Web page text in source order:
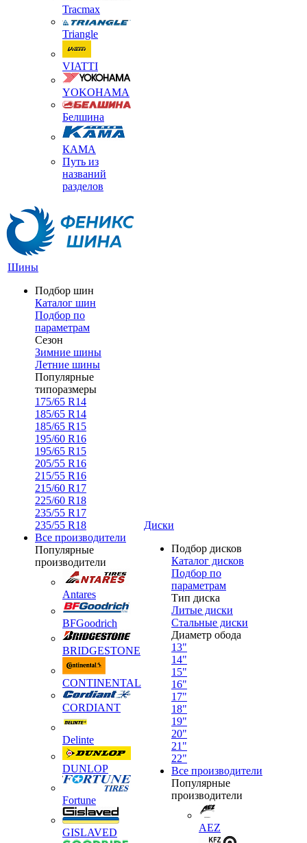
Tracmax
Triangle
VIATTI
YOKOHAMA
Белшина
КАМА
Путь из
названий
разделов
Шины
Подбор шин
Каталог шин
Подбор по
параметрам
Сезон
Зимние шины
Летние шины
Популярные
типоразмеры
175/65 R14
185/65 R14
185/65 R15
195/60 R16
195/65 R15
205/55 R16
215/55 R16
215/60 R17
225/60 R18
235/55 R17
235/55 R18
Все производители
Популярные
производители
Antares
BFGoodrich
BRIDGESTONE
CONTINENTAL
CORDIANT
Delinte
DUNLOP
Fortune
GISLAVED
Диски
Подбор дисков
Каталог дисков
Подбор по
параметрам
Тип диска
Литые диски
Стальные диски
Диаметр обода
13"
14"
15"
16"
17"
18"
19"
20"
21"
22"
Все производители
Популярные
производители
AEZ